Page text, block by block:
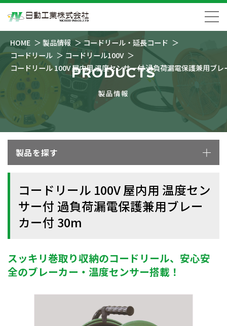
HOME 製品情報
コードリール・延長コード
コードリール
コードリール100V
コードリール 100V 屋内用 温度センサー付 過負荷漏電保護兼用ブ
PRODUCTS
製品情報
製品を探す
コードリール 100V 屋内用 温度セン
サー付 過負荷漏電保護兼用ブレー
カー付 30m
スッキリ巻取り収納のコードリール、安心安
全のブレーカー・温度センサー搭載！